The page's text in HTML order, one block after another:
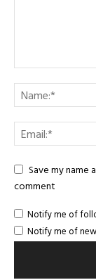
Save my name
comment
Notify me of
Notify me of